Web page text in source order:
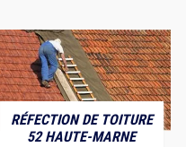
RÉFECTION DE TOITURE
52 HAUTE-MARNE